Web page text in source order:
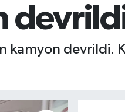
kamyon devrildi.